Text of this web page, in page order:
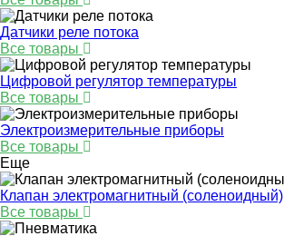
Датчики реле потока
Все товары
Цифровой регулятор температуры
Все товары
Электроизмерительные приборы
Все товары
Еще
Клапан электромагнитный (соленоидный)
Все товары